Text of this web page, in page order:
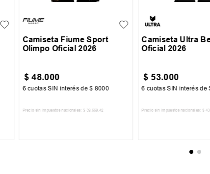
16
Camiseta Fiume Sport
Olimpo Oficial 2026
$ 48.000
6 cuotas SIN interés de$ 8000
Precio sin impuestos nacionales: $ 39.669 ,42
Camiseta Ultra
Oficial 2026
$ 53.000
6 cuotas SIN interés de
Precio sin impuestos nacionales: $ 43